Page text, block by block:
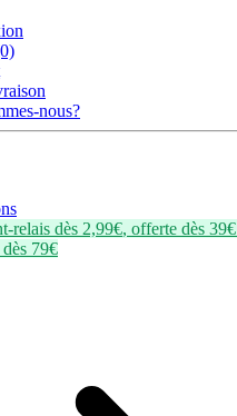
nous?
relais dès 2,99€, offerte dès 39€
79€